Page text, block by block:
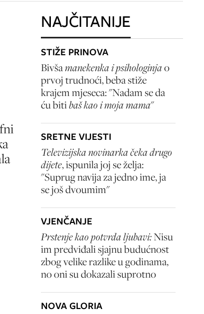
NAJČITANIJE
STIŽE PRINOVA
Bivšamanekenka i psihologinjao
prvoj trudnoći, beba stiže
krajem mjeseca: "Nadam se da
ću bitibaš kao i moja mama"
SRETNE VIJESTI
Televizijska novinarka čeka drugo
dijete, ispunila joj se želja:
"Suprug navija za jedno ime, ja
se još dvoumim"
VJENČANJE
Prstenje kao potvrda ljubavi:Nisu
im predviđali sjajnu budućnost
zbog velike razlike u godinama,
no oni su dokazali suprotno
NOVA GLORIA